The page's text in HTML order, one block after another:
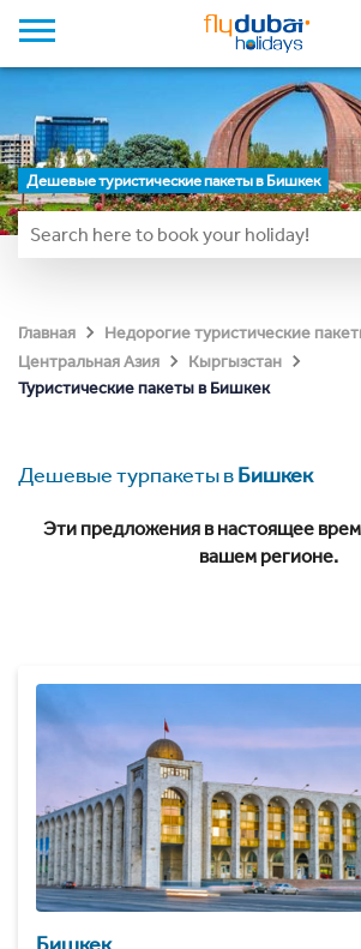
Дешевые туристические пакеты в Бишкек
Главная
Недорогие туристические
Центральная Азия
Кыргызстан
Туристические пакеты в Бишкек
Дешевые турпакеты вБишкек
Эти предложения в настоящее
вашем регионе.